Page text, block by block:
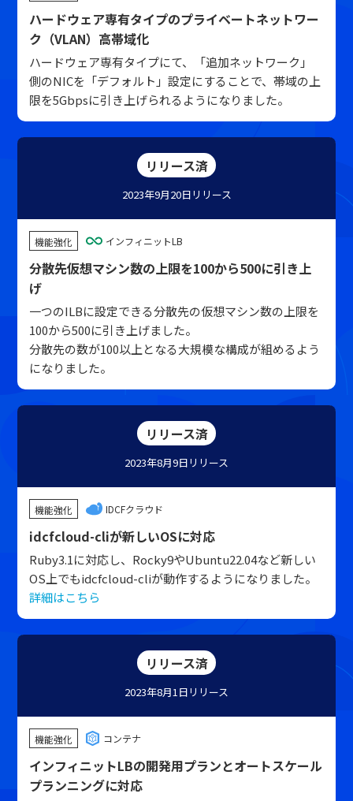
ハードウェア専有タイプのプライベートネットワー
ク（VLAN）高帯域化
ハードウェア専有タイプにて、「追加ネットワーク」
側のNICを「デフォルト」設定にすることで、帯域の上
限を5Gbpsに引き上げられるようになりました。
リリース済
2023年9月20日リリース
機能強化 インフィニットLB
分散先仮想マシン数の上限を100から500に引き上
げ
一つのILBに設定できる分散先の仮想マシン数の上限を
100から500に引き上げました。
分散先の数が100以上となる大規模な構成が組めるよう
になりました。
リリース済
2023年8月9日リリース
機能強化 IDCFクラウド
idcfcloud-cliが新しいOSに対応
Ruby3.1に対応し、Rocky9やUbuntu22.04など新しい
OS上でもidcfcloud-cliが動作するようになりました。
詳細はこちら
リリース済
2023年8月1日リリース
機能強化 コンテナ
インフィニットLBの開発用プランとオートスケール
プランニングに対応